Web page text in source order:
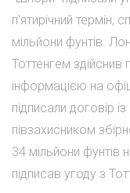
п'ятирічний термін,
мільйони фунтів.
Тоттенгем
інформацією на
підписали договір
півзахисником
34 мільйони фунтів
підписав угоду з